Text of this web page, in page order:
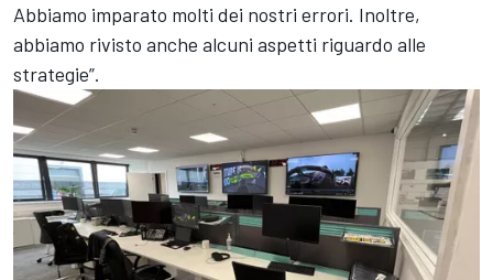
Abbiamo imparato molti dei nostri errori. Inoltre,
abbiamo rivisto anche alcuni aspetti riguardo alle
strategie”.